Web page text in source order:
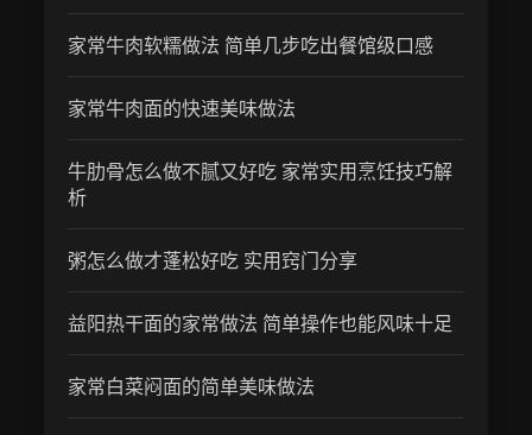
家常牛肉软糯做法 简单几步吃出餐馆级口感
家常牛肉面的快速美味做法
牛肋骨怎么做不腻又好吃 家常实用烹饪技巧解
析
粥怎么做才蓬松好吃 实用窍门分享
益阳热干面的家常做法 简单操作也能风味十足
家常白菜闷面的简单美味做法